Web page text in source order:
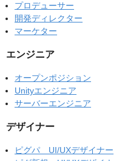
プロデューサー
開発ディレクター
マーケター
エンジニア
オープンポジション
Unityエンジニア
サーバーエンジニア
デザイナー
ピグパ UI/UXデザイナー